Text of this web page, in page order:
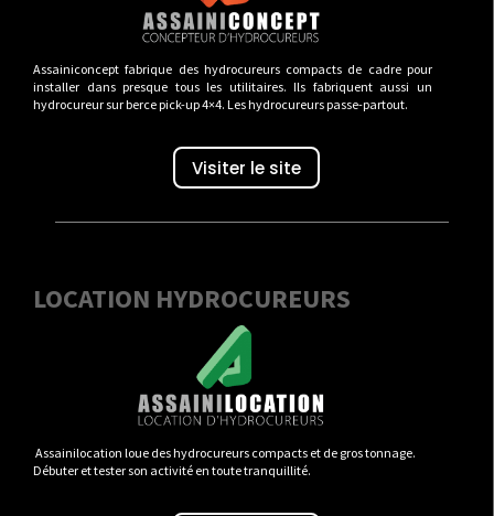
Assainiconcept fabrique des hydrocureurs compacts de cadre pour
installer dans presque tous les utilitaires. Ils fabriquent aussi un
hydrocureur sur berce pick-up 4×4. Les hydrocureurs passe-partout.
Visiter le site
LOCATION HYDROCUREURS
Assainilocation loue des hydrocureurs compacts et de gros tonnage.
Débuter et tester son activité en toute tranquillité.